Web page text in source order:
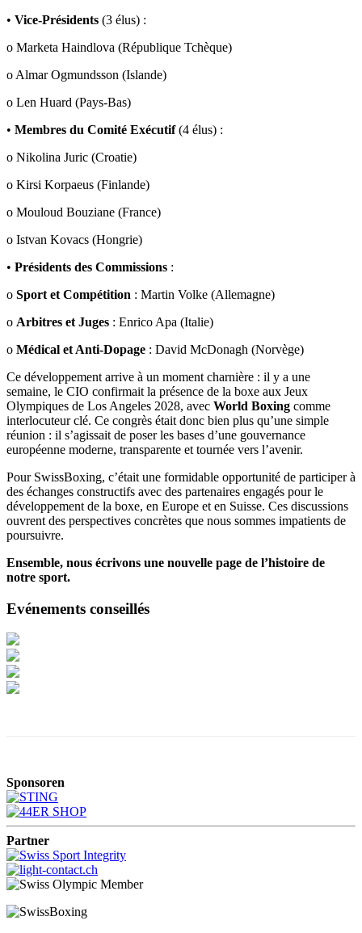
• Vice-Présidents (3 élus) :
o Marketa Haindlova (République Tchèque)
o Almar Ogmundsson (Islande)
o Len Huard (Pays-Bas)
• Membres du Comité Exécutif(4 élus) :
o Nikolina Juric (Croatie)
o Kirsi Korpaeus (Finlande)
o Mouloud Bouziane (France)
o Istvan Kovacs (Hongrie)
• Présidents des Commissions :
o Sport et Compétition : Martin Volke (Allemagne)
o Arbitres et Juges : Enrico Apa (Italie)
o Médical et Anti-Dopage : David McDonagh (Norvège)
Ce développement arrive à un moment charnière : il y a une
semaine, le CIO confirmait la présence de la boxe aux Jeux
Olympiques de Los Angeles 2028, avec World Boxing comme
interlocuteur clé. Ce congrès était donc bien plus qu’une simple
réunion : il s’agissait de poser les bases d’une gouvernance
européenne moderne, transparente et tournée vers l’avenir.
Pour SwissBoxing, c’était une formidable opportunité de participer à
des échanges constructifs avec des partenaires engagés pour le
développement de la boxe, en Europe et en Suisse. Ces discussions
ouvrent des perspectives concrètes que nous sommes impatients de
poursuivre.
Ensemble, nous écrivons une nouvelle page de l’histoire de
notre sport.
Evénements conseillés
Sponsoren
Partner